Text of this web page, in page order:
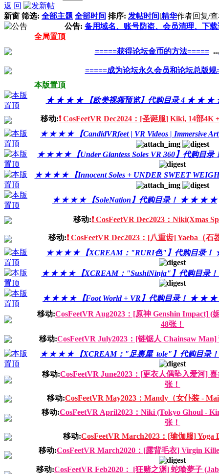
返 回
新窗 筛选: 全部主题 全部时间 排序: 发帖时间|精华作者回复/
公告: 备用域名、账号防盗、会员清理、下
全局置顶
=====获得论坛金币的方法===== ...
=====成为论坛永久会员和论坛总版规
本版置顶
★ ★ ★ ★ 【欧美视频预览】代购目录 4 ★ ★ ★
移动:❗️ CosFeetVR Dec2024：[圣诞服] Kiki, 14部4K
★ ★ ★ ★ 【CandidVRfeet | VR Videos |
★ ★ ★ ★ 【Under Giantess Soles VR 360】代购
★ ★ ★ ★ 【Innocent Soles + UNDER SWEET
★ ★ ★ ★ 【SoleNation】代购目录！ ★ ★ ★ ★
移动:❗️ CosFeetVR Dec2023：Niki(Xmas
移动:❗️ CosFeetVR Dec2023：[八重齿] Yaeba（
★ ★ ★ ★ 【XCREAM："RURI色"】代购目录
★ ★ ★ ★ 【XCREAM："SushiNinja"】代购目
★ ★ ★ ★ 【Foot World + VR】代购目录！ ★ ★
移动:CosFeetVR Aug2023：[原神 Genshin Impact] (
48张！
移动:CosFeetVR July2023：[链锯人 Chainsaw
★ ★ ★ ★ 【XCREAM："足裏屋_tole"】代购目
移动:CosFeetVR June2023：[更衣人偶坠入爱河]
张！
移动:CosFeetVR May2023：Mandy（女仆装 -
移动:CosFeetVR April2023：Niki (Tokyo Ghoul -
张！
移动:CosFeetVR March2023：[瑜伽服] Yoga
移动:CosFeetVR March2020：[露背毛衣] Virgin
移动:CosFeetVR Feb2020： [狂赌之渊] 蛇喰夢子